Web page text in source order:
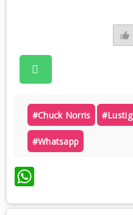
#chuck Norris #lustig
#whatsapp
WhatsApp